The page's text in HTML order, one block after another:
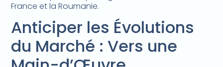
France et la Roumanie.
Anticiper les Évolutions
du Marché : Vers une